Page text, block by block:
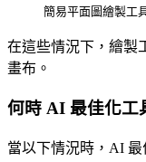
簡易平面圖繪製工
在這些情況下，繪製
畫布。
何時 AI 最佳化工
當以下情況時，AI 最